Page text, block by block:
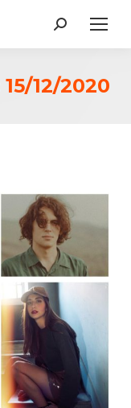
Cerca:
15/12/2020